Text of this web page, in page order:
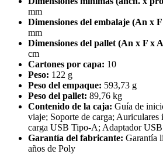
mm
Dimensiones del embalaje (An x
mm
Dimensiones del pallet (An x F x
cm
Cartones por capa: 10
Peso: 122 g
Peso del empaque: 593,73 g
Peso del pallet: 89,76 kg
Contenido de la caja: Guía de
viaje; Soporte de carga; Auriculares
carga USB Tipo-A; Adaptador
Garantía del fabricante: Garantía
años de Poly